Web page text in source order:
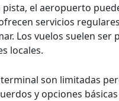
el aeropuerto
servicios
Los vuelos suelen
locales.
son limitadas
y opciones